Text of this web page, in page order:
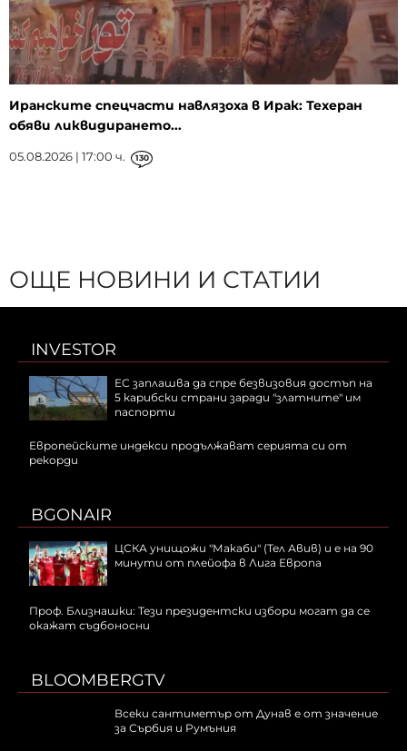
Иранските спецчасти навлязоха в Ирак: Техеран
обяви ликвидирането...
05.08.2026 | 17:00 ч. 130
ОЩЕ НОВИНИ И СТАТИИ
INVESTOR
ЕС заплашва да спре безвизовия достъп на
5 карибски страни заради "златните" им
паспорти
Европейските индекси продължават серията си от
рекорди
BGONAIR
ЦСКА унищожи "Макаби" (Тел Авив) и е на 90
минути от плейофа в Лига Европа
Проф. Близнашки: Тези президентски избори могат да се
окажат съдбоносни
BLOOMBERGTV
Всеки сантиметър от Дунав е от значение
за Сърбия и Румъния